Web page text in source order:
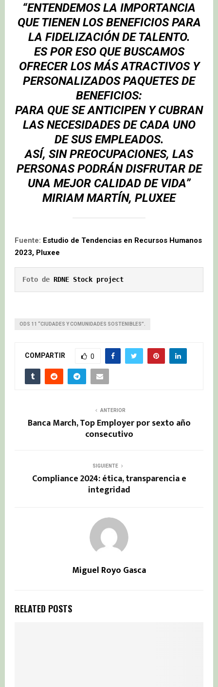
“ENTENDEMOS LA IMPORTANCIA
QUE TIENEN LOS BENEFICIOS PARA
LA FIDELIZACIÓN DE TALENTO.
ES POR ESO QUE BUSCAMOS
OFRECER LOS MÁS ATRACTIVOS Y
PERSONALIZADOS PAQUETES DE
BENEFICIOS:
PARA QUE SE ANTICIPEN Y CUBRAN
LAS NECESIDADES DE CADA UNO
DE SUS EMPLEADOS.
ASÍ, SIN PREOCUPACIONES, LAS
PERSONAS PODRÁN DISFRUTAR DE
UNA MEJOR CALIDAD DE VIDA”
MIRIAM MARTÍN, PLUXEE
Fuente: Estudio de Tendencias en Recursos Humanos
2023, Pluxee
Foto de RDNE Stock project
ODS 11 “CIUDADES Y COMUNIDADES SOSTENIBLES”.
COMPARTIR 0
ANTERIOR
Banca March, Top Employer por sexto año
consecutivo
SIGUIENTE
Compliance 2024: ética, transparencia e
integridad
Miguel Royo Gasca
RELATED POSTS